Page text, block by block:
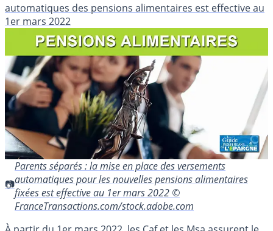
automatiques des pensions alimentaires est effective au
1er mars 2022
Parents séparés : la mise en place des versements
automatiques pour les nouvelles pensions alimentaires
fixées est effective au 1er mars 2022 ©
FranceTransactions.com/stock.adobe.com